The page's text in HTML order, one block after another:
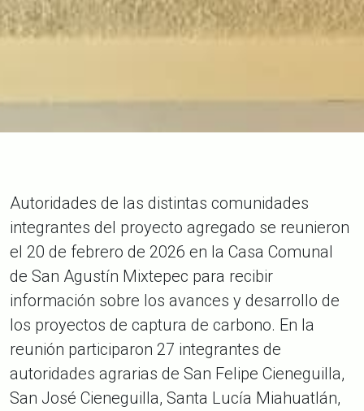
Autoridades de las distintas comunidades
integrantes del proyecto agregado se reunieron
el 20 de febrero de 2026 en la Casa Comunal
de San Agustín Mixtepec para recibir
información sobre los avances y desarrollo de
los proyectos de captura de carbono. En la
reunión participaron 27 integrantes de
autoridades agrarias de San Felipe Cieneguilla,
San José Cieneguilla, Santa Lucía Miahuatlán,